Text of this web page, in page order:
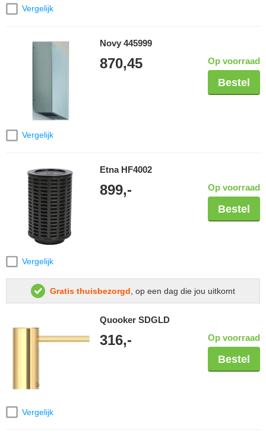
Vergelijk
Vergelijk
Novy 445999
870,45 Op voorraad
Bestel
Vergelijk
Etna HF4002
899,- Op voorraad
Bestel
Gratis thuisbezorgd, op een dag die jou uitkomt
Vergelijk
Quooker SDGLD
316,- Op voorraad
Bestel